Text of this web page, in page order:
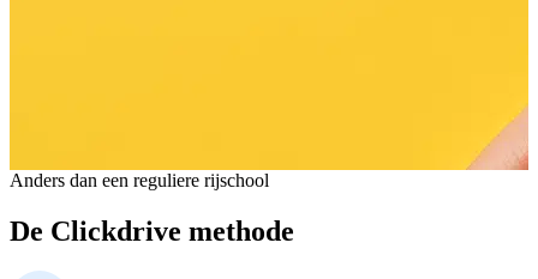
Anders dan een reguliere rijschool
De Clickdrive methode